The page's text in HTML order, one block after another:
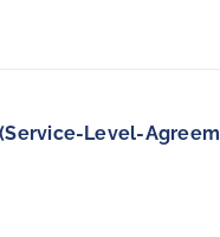
Level-